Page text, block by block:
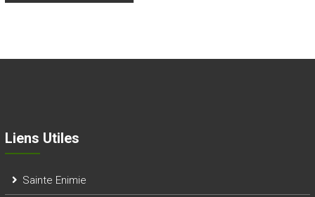
Liens Utiles
Sainte Enimie